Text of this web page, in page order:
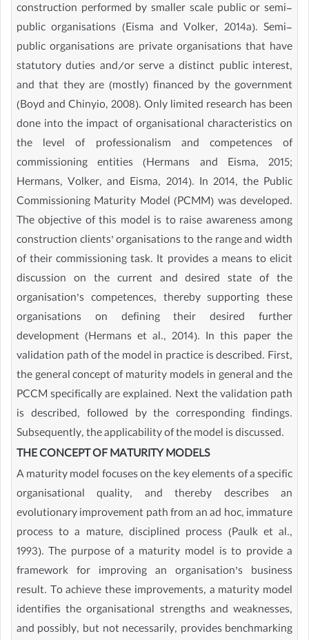
construction performed by smaller scale public or semi-
public organisations (Eisma and Volker, 2014a). Semi-
public organisations are private organisations that have
statutory duties and/or serve a distinct public interest,
and that they are (mostly) financed by the government
(Boyd and Chinyio, 2008). Only limited research has been
done into the impact of organisational characteristics on
the level of professionalism and competences of
commissioning entities (Hermans and Eisma, 2015;
Hermans, Volker, and Eisma, 2014). In 2014, the Public
Commissioning Maturity Model (PCMM) was developed.
The objective of this model is to raise awareness among
construction clients’ organisations to the range and width
of their commissioning task. It provides a means to elicit
discussion on the current and desired state of the
organisation’s competences, thereby supporting these
organisations on defining their desired further
development (Hermans et al., 2014). In this paper the
validation path of the model in practice is described. First,
the general concept of maturity models in general and the
PCCM specifically are explained. Next the validation path
is described, followed by the corresponding findings.
Subsequently, the applicability of the model is discussed.
THE CONCEPT OF MATURITY MODELS
A maturity model focuses on the key elements of a specific
organisational quality, and thereby describes an
evolutionary improvement path from an ad hoc, immature
process to a mature, disciplined process (Paulk et al.,
1993). The purpose of a maturity model is to provide a
framework for improving an organisation’s business
result. To achieve these improvements, a maturity model
identifies the organisational strengths and weaknesses,
and possibly, but not necessarily, provides benchmarking